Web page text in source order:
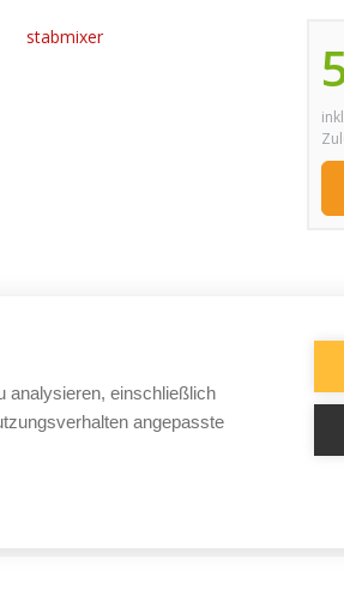
stabmixer
analysieren, einschließlich
angepasste